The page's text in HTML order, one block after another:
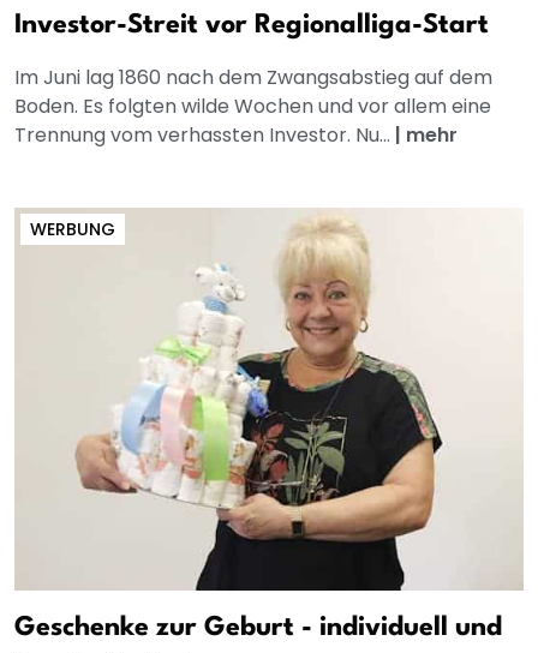
Investor-Streit vor Regionalliga-Start
Im Juni lag 1860 nach dem Zwangsabstieg auf dem
Boden. Es folgten wilde Wochen und vor allem eine
Trennung vom verhassten Investor. Nu... | mehr
WERBUNG
Geschenke zur Geburt - individuell und